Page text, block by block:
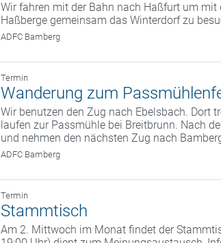
Wir fahren mit der Bahn nach Haßfurt um
Haßberge gemeinsam das Winterdorf zu
ADFC Bamberg
Termin
Wanderung zum
Wir benutzen den Zug nach Ebelsbach. Dort
laufen zur Passmühle bei Breitbrunn. Nach
und nehmen den nächsten Zug nach
ADFC Bamberg
Termin
Stammtisch
Am 2. Mittwoch im Monat findet der